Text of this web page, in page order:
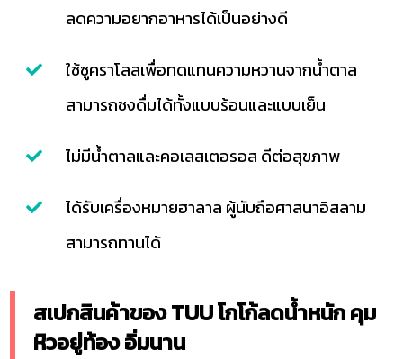
ลดความอยากอาหารได้เป็นอย่างดี
ใช้ซูคราโลสเพื่อทดแทนความหวานจากน้ำตาล
สามารถชงดื่มได้ทั้งแบบร้อนและแบบเย็น
ไม่มีน้ำตาลและคอเลสเตอรอส ดีต่อสุขภาพ
ได้รับเครื่องหมายฮาลาล ผู้นับถือศาสนาอิสลาม
สามารถทานได้
สเปกสินค้าของ TUU โกโก้ลดน้ำหนัก คุม
หิวอยู่ท้อง อิ่มนาน